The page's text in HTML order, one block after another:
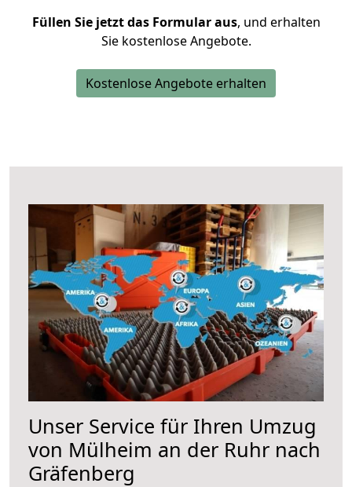
Füllen Sie jetzt das Formular aus, und erhalten
Sie kostenlose Angebote.
Kostenlose Angebote erhalten
Unser Service für Ihren Umzug
von Mülheim an der Ruhr nach
Gräfenberg